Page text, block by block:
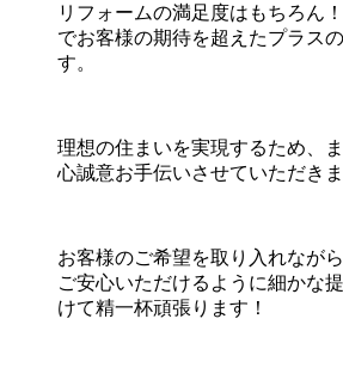
リフォームの満足度はもちろん
でお客様の期待を超えたプラス
す。
理想の住まいを実現するため、
心誠意お手伝いさせていただきま
お客様のご希望を取り入れなが
ご安心いただけるように細かな
けて精一杯頑張ります！